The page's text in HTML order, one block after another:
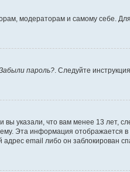
модераторам и самому себе.
пароль? . Следуйте
указали, что вам менее 13 лет,
Эта информация отображается
email либо он заблокирован